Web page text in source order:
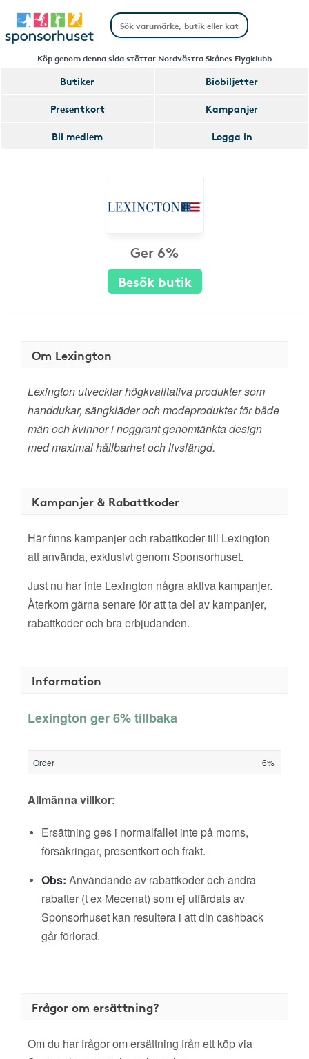
Köp genom denna sida stöttar Nordvästra Skånes Flygklubb
Butiker
Biobiljetter
Presentkort
Kampanjer
Bli medlem
Logga in
Ger 6%
Besök butik
Om Lexington
Lexington utvecklar högkvalitativa produkter som
handdukar, sängkläder och modeprodukter för både
män och kvinnor i noggrant genomtänkta design
med maximal hållbarhet och livslängd.
Kampanjer & Rabattkoder
Här finns kampanjer och rabattkoder till Lexington
att använda, exklusivt genom Sponsorhuset.
Just nu har inte Lexington några aktiva kampanjer.
Återkom gärna senare för att ta del av kampanjer,
rabattkoder och bra erbjudanden.
Information
Lexington ger 6% tillbaka
Order 6%
Allmänna villkor:
Ersättning ges i normalfallet inte på moms,
försäkringar, presentkort och frakt.
Obs: Användande av rabattkoder och andra
rabatter (t ex Mecenat) som ej utfärdats av
Sponsorhuset kan resultera i att din cashback
går förlorad.
Frågor om ersättning?
Om du har frågor om ersättning från ett köp via